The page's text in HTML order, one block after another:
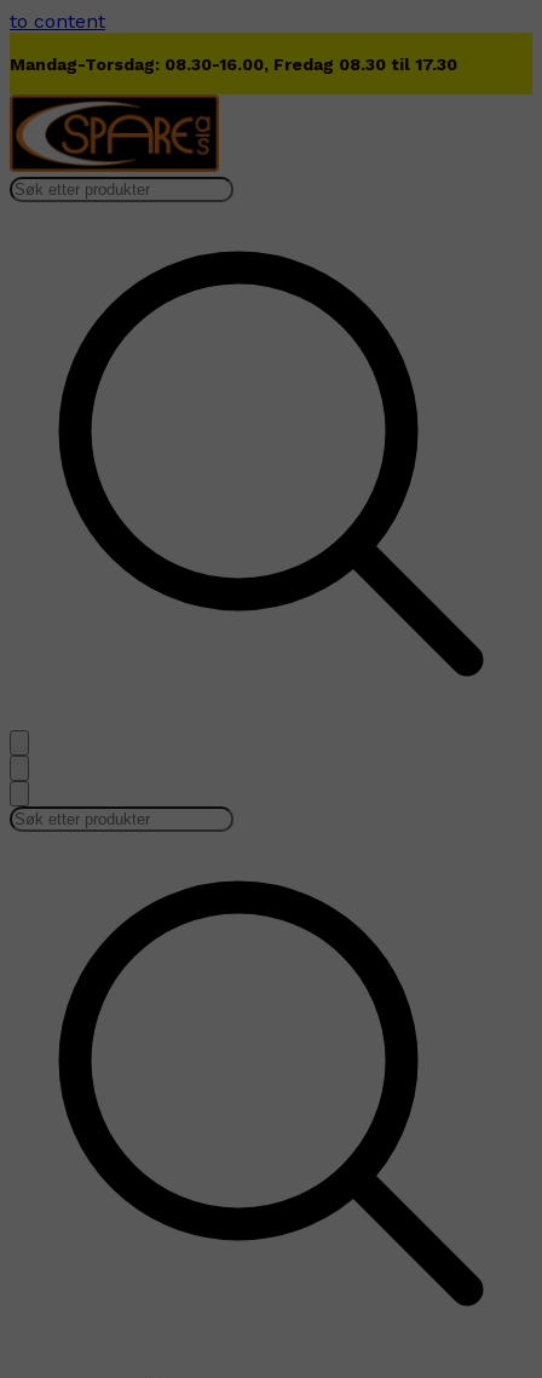
to content
Lørdag 09.00-13.00